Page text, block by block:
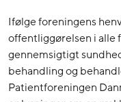
Ifølge foreningens
offentliggørelsen i alle
gennemsigtigt
behandling og
Patientforeningen